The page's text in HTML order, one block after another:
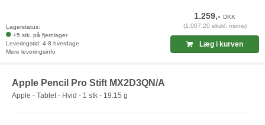
Lagerstatus:
+5 stk. på fjernlager
Leveringstid: 4-8 hverdage
Mere leveringsinfo
1.259,-DKK
(1.007,20 ekskl. moms)
Læg i kurven
Apple Pencil Pro Stift MX2D3QN/A
Apple - Tablet - Hvid - 1 stk - 19.15 g